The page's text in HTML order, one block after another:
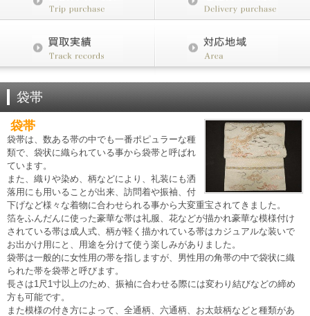
袋帯
袋帯
袋帯は、数ある帯の中でも一番ポピュラーな種
類で、袋状に織られている事から袋帯と呼ばれ
ています。
また、織りや染め、柄などにより、礼装にも洒
落用にも用いることが出来、訪問着や振袖、付
下げなど様々な着物に合わせられる事から大変重宝されてきました。
箔をふんだんに使った豪華な帯は礼服、花などが描かれ豪華な模様付け
されている帯は成人式、柄が軽く描かれている帯はカジュアルな装いで
お出かけ用にと、用途を分けて使う楽しみがありました。
袋帯は一般的に女性用の帯を指しますが、男性用の角帯の中で袋状に織
られた帯を袋帯と呼びます。
長さは1尺1寸以上のため、振袖に合わせる際には変わり結びなどの締め
方も可能です。
また模様の付き方によって、全通柄、六通柄、お太鼓柄などと種類があ